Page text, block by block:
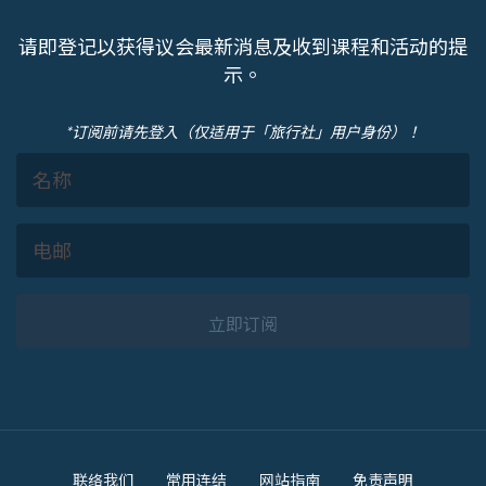
请即登记以获得议会最新消息及收到课程和活动的提
示。
*订阅前请先登入（仅适用于「旅行社」用户身份）！
立即订阅
联络我们 常用连结 网站指南 免责声明